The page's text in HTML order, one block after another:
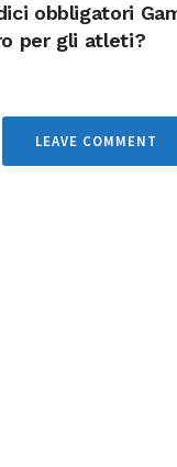
obbligatori
per gli atleti?
LEAVE COMMENT